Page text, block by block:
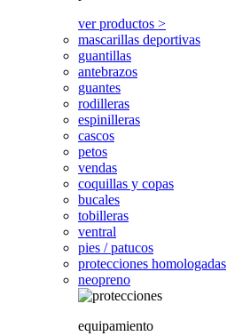
ver productos >
mascarillas deportivas
guantillas
antebrazos
guantes
rodilleras
espinilleras
cascos
petos
vendas
coquillas y copas
bucales
tobilleras
ventral
pies / patucos
protecciones homologadas
neopreno
equipamiento